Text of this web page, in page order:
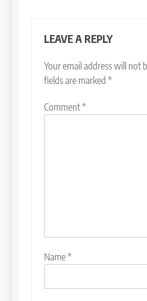
LEAVE A REPLY
Your email address will not
fields are marked *
Comment*
Name*